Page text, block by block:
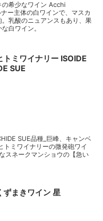
の希少なワイン Acchi
ー主体の白ワインで、マスカ
乳酸のニュアンスもあり、果
白ワイン。
トミワイナリー ISOIDE
SUE
SUE品種_巨峰、キャンベ
トミワイナリーの微発砲ワイ
スネークマンショウの【急い
ずまきワイン 星